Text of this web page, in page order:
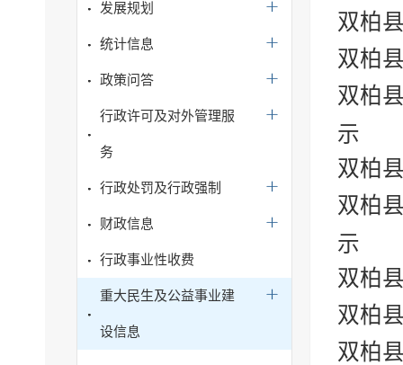
发展规划
统计信息
政策问答
行政许可及对外管理服
务
行政处罚及行政强制
财政信息
行政事业性收费
重大民生及公益事业建
设信息
双柏
双柏
双柏
示
双柏
双柏
示
双柏
双柏
双柏